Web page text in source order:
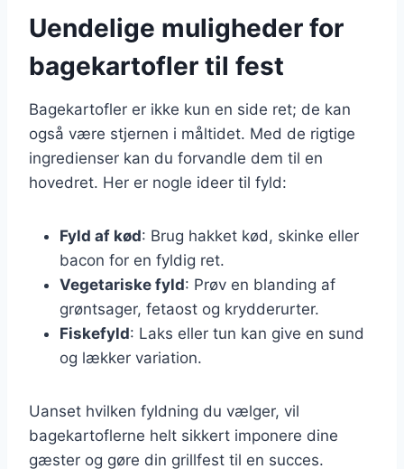
Uendelige muligheder for
bagekartofler til fest
Bagekartofler er ikke kun en side ret; de kan
også være stjernen i måltidet. Med de rigtige
ingredienser kan du forvandle dem til en
hovedret. Her er nogle ideer til fyld:
Fyld af kød: Brug hakket kød, skinke eller
bacon for en fyldig ret.
Vegetariske fyld: Prøv en blanding af
grøntsager, fetaost og krydderurter.
Fiskefyld: Laks eller tun kan give en sund
og lækker variation.
Uanset hvilken fyldning du vælger, vil
bagekartoflerne helt sikkert imponere dine
gæster og gøre din grillfest til en succes.